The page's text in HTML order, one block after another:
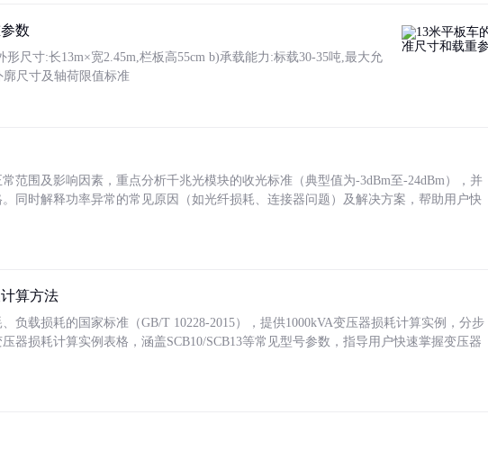
数
尺寸:长13m×宽2.45m,栏板高55cm b)承载能力:标载30-35吨,最大允
尺寸及轴荷限值标准
范围及影响因素，重点分析千兆光模块的收光标准（典型值为-3dBm至-24dBm），并
同时解释功率异常的常见原因（如光纤损耗、连接器问题）及解决方案，帮助用户快
算方法
负载损耗的国家标准（GB/T 10228-2015），提供1000kVA变压器损耗计算实例，分步
器损耗计算实例表格，涵盖SCB10/SCB13等常见型号参数，指导用户快速掌握变压器